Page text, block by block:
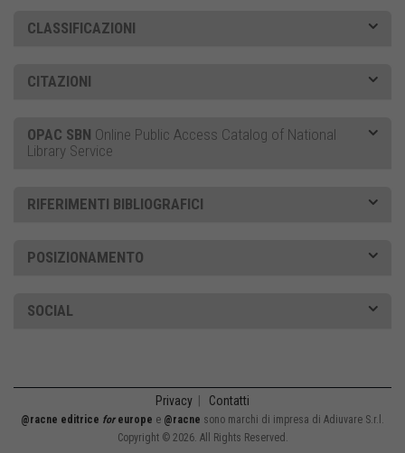
CLASSIFICAZIONI
CITAZIONI
OPAC SBN Online Public Access Catalog of National
Library Service
RIFERIMENTI BIBLIOGRAFICI
POSIZIONAMENTO
SOCIAL
Privacy Contatti
@racne editrice foreurope e @racne sono marchi di impresa di Adiuvare S.r.l.
Copyright © 2026. All Rights Reserved.